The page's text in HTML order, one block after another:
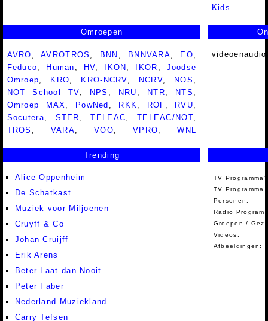
Kids
Omroepen
AVRO ,AVROTROS , BNN , BNNVARA, EO,
Feduco, Human , HV, IKON , IKOR , Joodse
Omroep, KRO, KRO-NCRV, NCRV, NOS ,
NOT School TV, NPS , NRU , NTR, NTS ,
Omroep MAX, PowNed , RKK, ROF, RVU,
Socutera, STER ,TELEAC, TELEAC/NOT,
TROS , VARA,VOO,VPRO,WNL
Trending
Alice Oppenheim
De Schatkast
Muziek voor Miljoenen
Cruyff & Co
Johan Cruijff
Erik Arens
Beter Laat dan Nooit
Peter Faber
Nederland Muziekland
Carry Tefsen
TV
TV Programma
Personen:
Radio
Groepen /
Videos:
Afbeeldingen: